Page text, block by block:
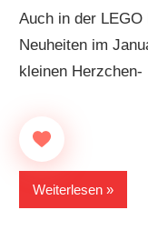
Auch in der
Neuheiten im
kleinen Herzchen-
Weiterlesen